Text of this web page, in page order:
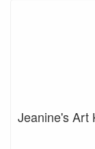
Jeanine's Art